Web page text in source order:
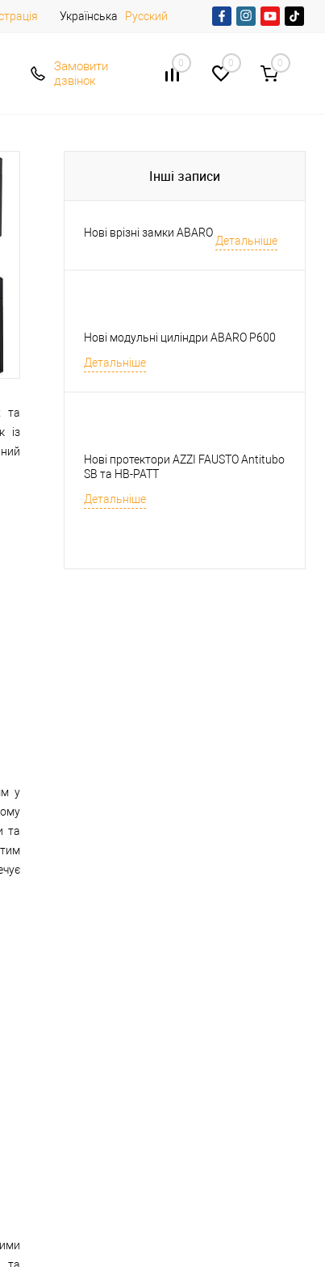
Українська Русский
Замовити
дзвінок
0 0 0
та
із
у
та
Інші записи
Нові врізні замки ABARO
Детальніше
Нові модульні циліндри ABARO P600
Детальніше
Нові протектори AZZI FAUSTO Antitubo
SB та HB-PATT
Детальніше